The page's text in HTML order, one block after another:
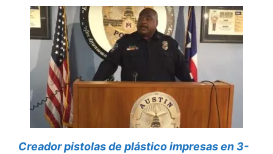
Creador pistolas de plástico impresas en 3-